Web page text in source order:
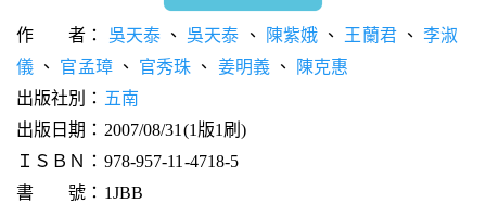
作 者： 吳天泰、 吳天泰 、 陳紫娥 、 王蘭君、李淑
儀 、 官孟璋、 官秀珠 、 姜明義、
陳克惠
出版社別： 五南
出版日期：2007/08/31(1版1刷)
ＩＳＢＮ：978-957-11-4718-5
書 號：1JBB